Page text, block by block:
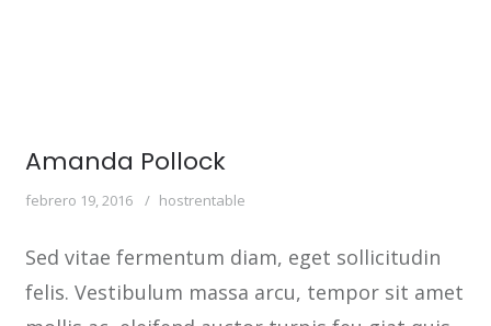
Amanda Pollock
febrero 19, 2016 hostrentable
Sed vitae fermentum diam, eget sollicitudin
felis. Vestibulum massa arcu, tempor sit amet